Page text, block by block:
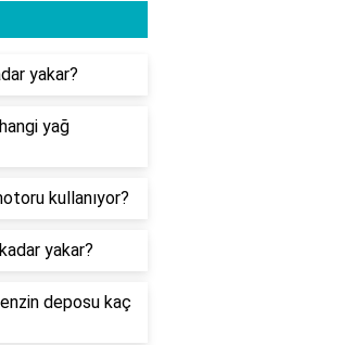
yakar?
yağ
kullanıyor?
yakar?
deposu kaç